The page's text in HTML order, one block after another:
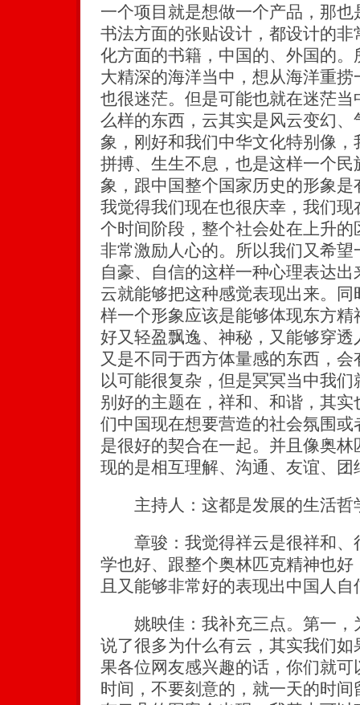
一个项目就是想做一个产品，那
书法方面的张贴设计，都设计的
化方面的书籍，中国的、外国的
大精深的海洋当中，想从海洋重
也很迷茫。但是可能也就在迷茫
么样的东西，云其实是风云变幻
象，刚好和我们中华文化特别像
拼搏、生生不息，也是这样一个
象，跟中国整个国家历史的形象
我觉得我们现在也很庆幸，我们
个时间阶段，整个社会处在上升
非常激励人心的。所以我们又希
自豪、自信的这样一种心理表达
云就能够把这种感觉表现出来。
样一个形象应该是能够体现东方
好又轻盈飘逸、神秘，又能够穿
又是不同于西方体量感的东西，
以可能很复杂，但是冥冥当中我
别好的主题在，祥和、和谐，其
们中国现在想要营造的社会氛围
是很好的契合在一起。并且像奥
现的是相互理解、沟通、友谊、团
主持人：这都是发展的生活哲
章骏：我觉得祥云是很祥和、
学也好、跟整个奥林匹克精神也
且又能够非常好的表现出中国人
姚映佳：我补充三点。第一，
说了很多为什么有云，其实我们
果各位网友感兴趣的话，你们就
时间，不要刻意的，就一天的时